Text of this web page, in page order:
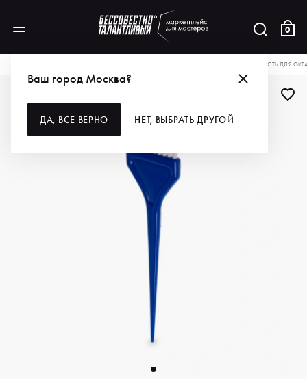
0
Ваш город Москва?
ДА, ВСЕ ВЕРНО НЕТ, ВЫБРАТЬ ДРУГОЙ
EUROSTIL КИСТЬ ДЛЯ